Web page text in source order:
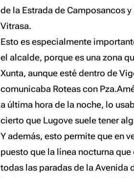
de la Estrada de Camposancos
Vitrasa.
Esto es especialmente
el alcalde, porque es una zona
Xunta, aunque esté dentro de
comunicaba Roteas con
a última hora de la noche, lo
cierto que Lugove suele tener
Y además, esto permite que en
puesto que la línea nocturna
todas las paradas de la Avenida